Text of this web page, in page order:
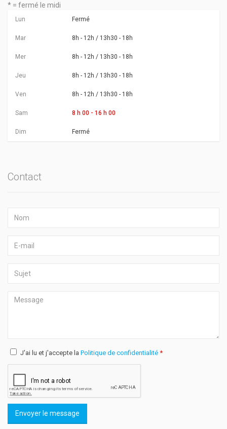
* = fermé le midi
Lun Fermé
Mar 8h - 12h / 13h30 - 18h
Mer 8h - 12h / 13h30 - 18h
Jeu 8h - 12h / 13h30 - 18h
Ven 8h - 12h / 13h30 - 18h
Sam 8 h 00 - 16 h 00
Dim Fermé
Contact
J'ai lu et j'accepte la Politique de confidentialité *
Envoyer le message